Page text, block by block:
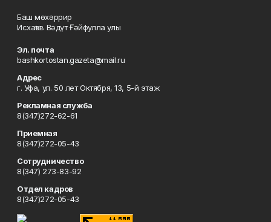
Баш мөхәррир
Исхаҡов Вәдүт Ғәйфулла улы
Эл. почта
bashkortostan.gazeta@mail.ru
Адрес
г. Уфа, ул. 50 лет Октября, 13, 5-й этаж
Рекламная служба
8(347)272-62-61
Приемная
8(347)272-05-43
Сотрудничество
8(347) 273-83-92
Отдел кадров
8(347)272-05-43